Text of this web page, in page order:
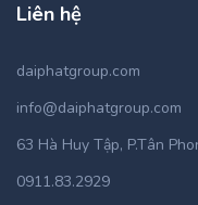
Liên hệ
daiphatgroup.com
info@daiphatgroup.com
63 Hà Huy Tập, P.Tân
0911.83.2929